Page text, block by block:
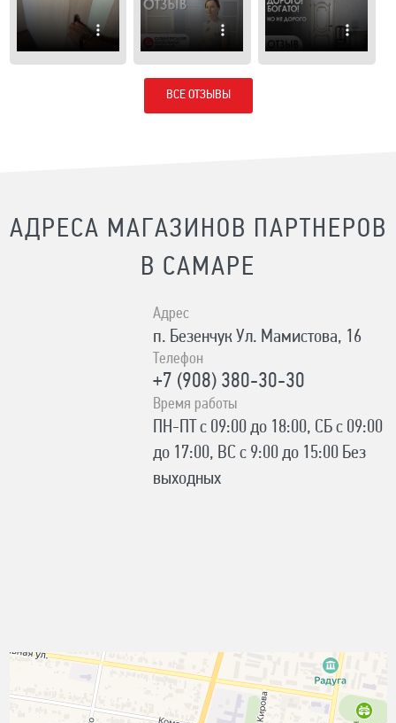
ВСЕ ОТЗЫВЫ
АДРЕСА МАГАЗИНОВ ПАРТНЕРОВ
В САМАРЕ
Адрес
п. Безенчук Ул. Мамистова, 16
Телефон
+7 (908) 380-30-30
Время работы
ПН-ПТ с 09:00 до 18:00, СБ с 09:00
до 17:00, ВС с 9:00 до 15:00 Без
выходных